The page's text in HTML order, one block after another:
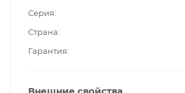
Серия
Страна
Гарантия